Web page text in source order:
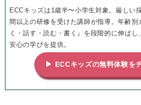
ECCキッズは1歳半〜小学生対象。厳しい
間以上の研修を受けた講師が指導。年齢別
く・話す・読む・書く』を段階的に伸ばし
安心の学びを提供。
▶ ECCキッズの無料体験を